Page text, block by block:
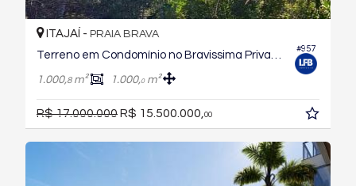
#957
ITAJAÍ - PRAIA BRAVA
1.000,8m² 1.000,0m²
R$ 17.000.000R$ 15.500.000, 00